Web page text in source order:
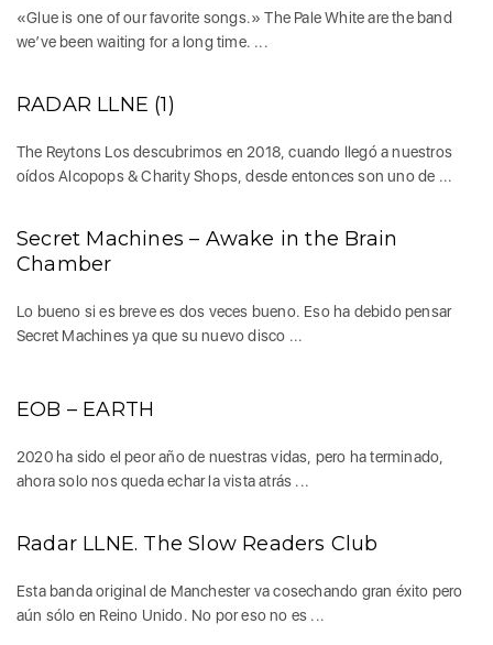
«Glue is one of our favorite songs.» The Pale White are the band
we’ve been waiting for a long time. ...
RADAR LLNE (1)
The Reytons Los descubrimos en 2018, cuando llegó a nuestros
oídos Alcopops & Charity Shops, desde entonces son uno de ...
Secret Machines – Awake in the Brain
Chamber
Lo bueno si es breve es dos veces bueno. Eso ha debido pensar
Secret Machines ya que su nuevo disco ...
EOB – EARTH
2020 ha sido el peor año de nuestras vidas, pero ha terminado,
ahora solo nos queda echar la vista atrás ...
Radar LLNE. The Slow Readers Club
Esta banda original de Manchester va cosechando gran éxito pero
aún sólo en Reino Unido. No por eso no es ...